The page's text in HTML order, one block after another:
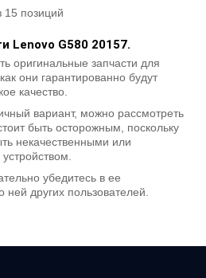
15 позиций
Lenovo G580 20157.
оригинальные запчасти для
они гарантированно будут
качество.
вариант, можно рассмотреть
быть осторожным, поскольку
некачественными или
убедитесь в ее
других пользователей.